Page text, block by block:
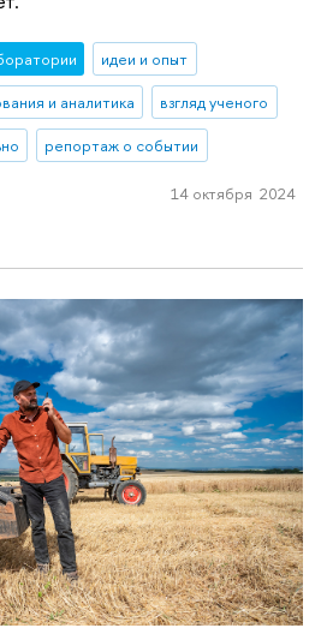
идеи и опыт
и аналитика
взгляд ученого
репортаж о событии
14 октября 2024